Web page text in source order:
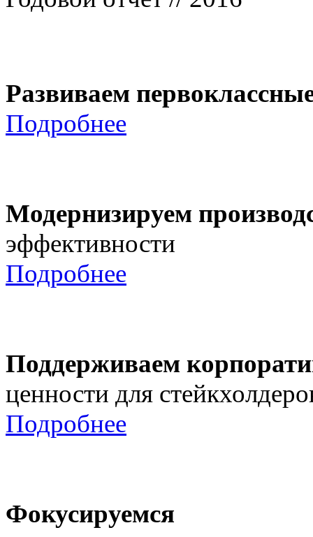
Развиваем
Подробнее
Модернизируем
эффективности
Подробнее
Поддерживаем
ценности для
Подробнее
Фокусируемся